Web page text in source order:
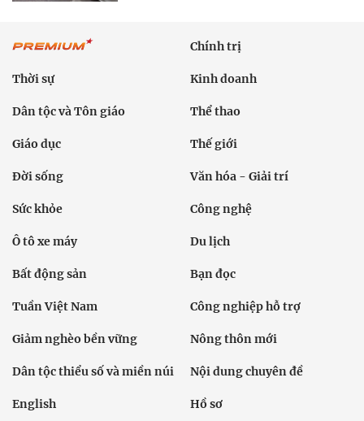
Chính trị
Thời sự Kinh doanh
Dân tộc và Tôn giáo Thể thao
Giáo dục Thế giới
Đời sống Văn hóa - Giải trí
Sức khỏe Công nghệ
Ô tô xe máy Du lịch
Bất động sản Bạn đọc
Tuần Việt Nam Công nghiệp hỗ trợ
Giảm nghèo bền vững Nông thôn mới
Dân tộc thiểu số và miền núi Nội dung chuyên đề
English Hồ sơ